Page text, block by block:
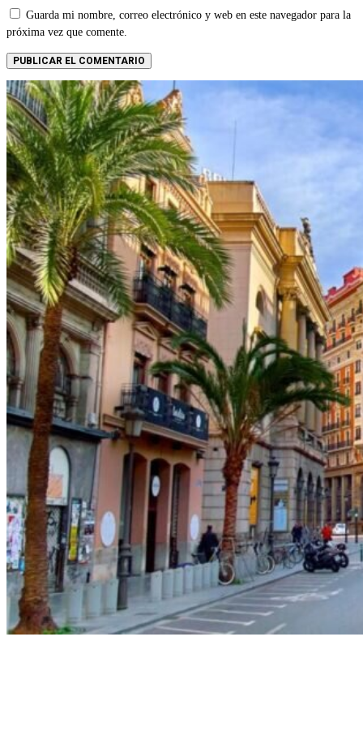
Guarda mi nombre, correo electrónico y web en este navegador para la
próxima vez que comente.